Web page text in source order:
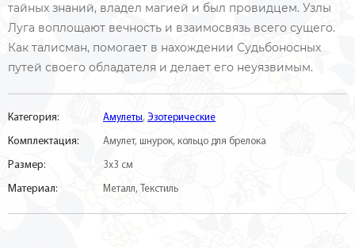
тайных знаний, владел магией и был провидцем. Узлы
Луга воплощают вечность и взаимосвязь всего сущего.
Как талисман, помогает в нахождении Судьбоносных
путей своего обладателя и делает его неуязвимым.
Категория: Амулеты, Эзотерические
Комплектация: Амулет, шнурок, кольцо для брелока
Размер: 3х3 см
Материал: Металл, Текстиль